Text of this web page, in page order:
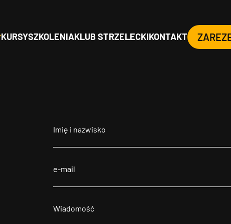
KURSYSZKOLENIAKLUB STRZELECKIKONTAKT